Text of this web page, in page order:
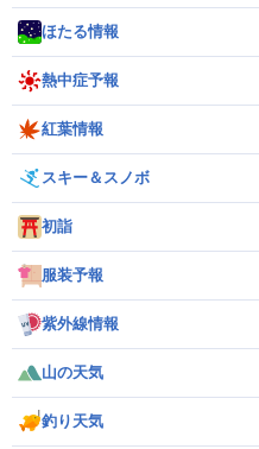
ほたる情報
熱中症予報
紅葉情報
スキー＆スノボ
初詣
服装予報
紫外線情報
山の天気
釣り天気